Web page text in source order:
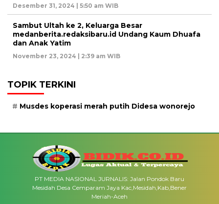
Desember 31, 2024 | 5:50 am WIB
Sambut Ultah ke 2, Keluarga Besar
medanberita.redaksibaru.id Undang Kaum Dhuafa
dan Anak Yatim
November 23, 2024 | 2:39 am WIB
TOPIK TERKINI
Musdes koperasi merah putih Didesa wonorejo
PT MEDIA NASIONAL JURNALIS: Jalan Pondok Baru
Mesidah Desa Cemparam Jaya Kac,Mesidah,Kab,Bener
Meriah-Aceh